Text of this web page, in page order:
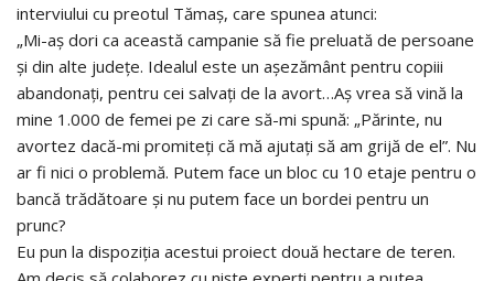
interviului cu preotul Tămaș, care spunea atunci:
„Mi-aș dori ca această campanie să fie preluată de persoane
și din alte județe. Idealul este un așezământ pentru copiii
abandonați, pentru cei salvați de la avort…Aș vrea să vină la
mine 1.000 de femei pe zi care să-mi spună: „Părinte, nu
avortez dacă-mi promiteți că mă ajutați să am grijă de el”. Nu
ar fi nici o problemă. Putem face un bloc cu 10 etaje pentru o
bancă trădătoare și nu putem face un bordei pentru un
prunc?
Eu pun la dispoziția acestui proiect două hectare de teren.